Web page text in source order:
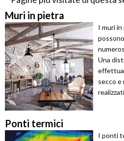
Muri in pietra
I muri
Una
secco e
Ponti termici
I ponti